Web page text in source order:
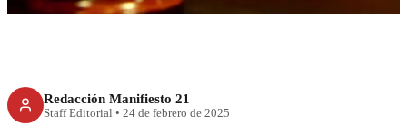
Redacción Manifiesto 21
Staff Editorial • 24 de febrero de 2025